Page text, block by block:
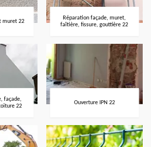
muret 22
Réparation façade, muret,
faîtière, fissure, gouttière 22
façade,
22
Ouverture IPN 22